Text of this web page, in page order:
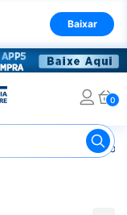
Baixar
0
Remédio